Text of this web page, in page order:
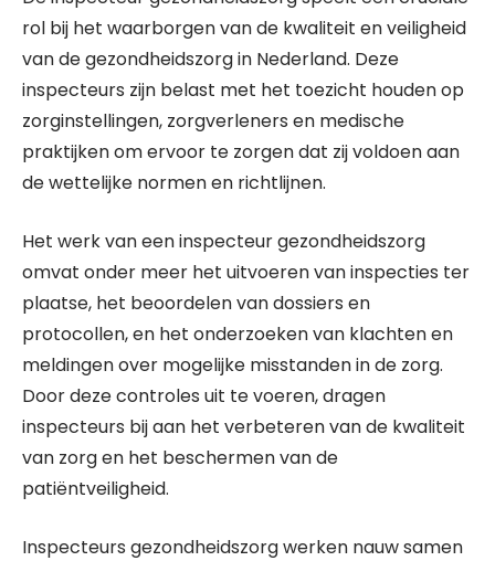
rol bij het waarborgen van de kwaliteit en veiligheid
van de gezondheidszorg in Nederland. Deze
inspecteurs zijn belast met het toezicht houden op
zorginstellingen, zorgverleners en medische
praktijken om ervoor te zorgen dat zij voldoen aan
de wettelijke normen en richtlijnen.
Het werk van een inspecteur gezondheidszorg
omvat onder meer het uitvoeren van inspecties ter
plaatse, het beoordelen van dossiers en
protocollen, en het onderzoeken van klachten en
meldingen over mogelijke misstanden in de zorg.
Door deze controles uit te voeren, dragen
inspecteurs bij aan het verbeteren van de kwaliteit
van zorg en het beschermen van de
patiëntveiligheid.
Inspecteurs gezondheidszorg werken nauw samen